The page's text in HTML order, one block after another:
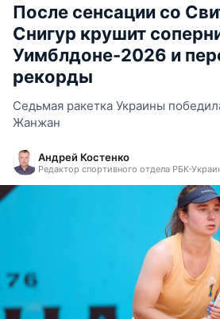
После сенсации со
Снигур крушит
Уимблдоне-2026 и
рекорды
Седьмая ракетка Украины
Жанжан
Андрей Костенко
Редактор спортивного отдела РБК-